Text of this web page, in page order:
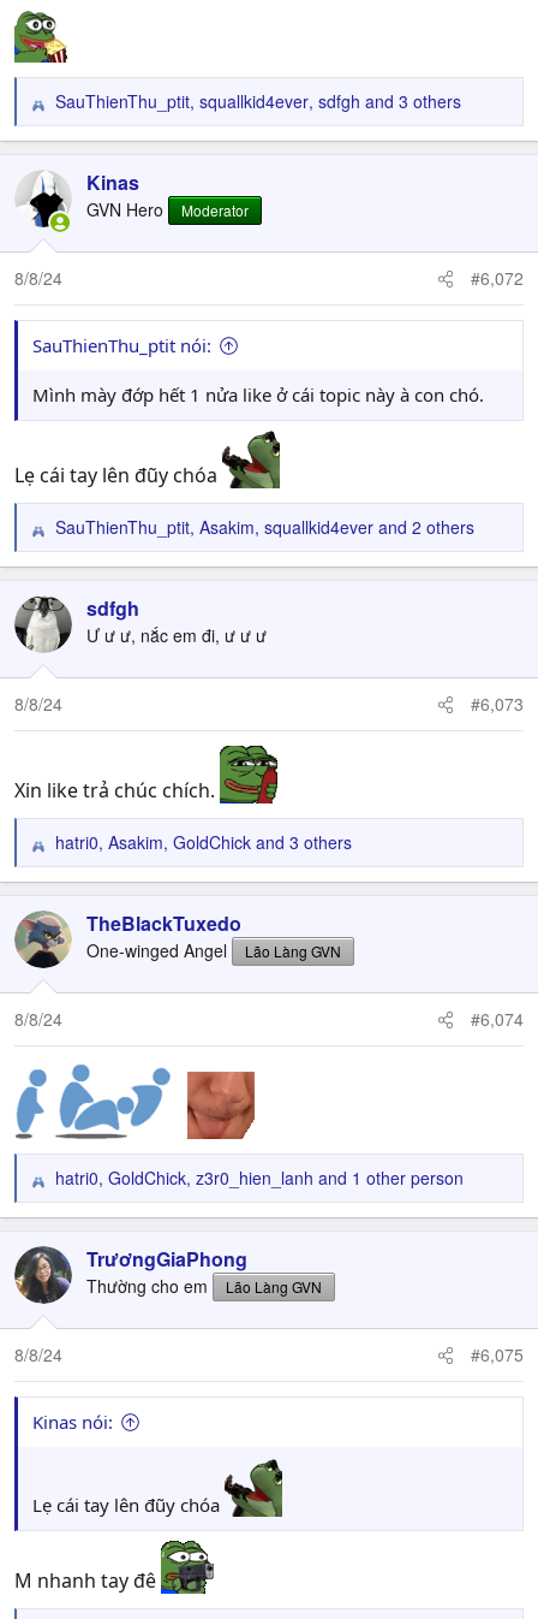
:
R
e
c
t
o
n
:
SauThienThu_ptit, squallkid4ever, sdfgh and 3 others
Kinas
GVN Hero Moderator
8/8/24 #6,072
SauThienThu_ptit nói:
Mình mày đớp hết 1 nửa like ở cái topic này à con chó.
Lẹ cái tay lên đũy chóa
R
e
c
t
i
o
n
SauThienThu_ptit, Asakim, squallkid4ever and 2 others
sdfgh
Ư ư ư, nắc em đi, ư ư ư
8/8/24 #6,073
Xin like trả chúc chích.
R
e
c
t
i
o
n
hatri0, Asakim, GoldChick and 3 others
TheBlackTuxedo
One-winged Angel Lão Làng GVN
8/8/24 #6,074
R
e
c
t
i
o
n
:
hatri0, GoldChick, z3r0_hien_lanh and 1 other person
TrươngGiaPhong
Thường cho em Lão Làng GVN
8/8/24 #6,075
Kinas nói:
Lẹ cái tay lên đũy chóa
M nhanh tay đê